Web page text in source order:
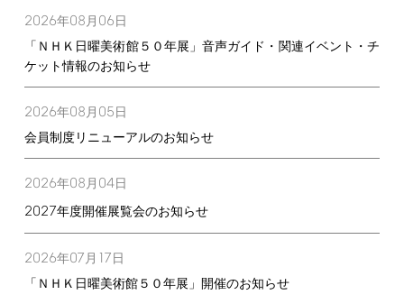
2026年08月 06日
「ＮＨＫ日曜美術館５０年展」音声ガイド・関連イベント・チ
ケット情報のお知らせ
2026年08月 05日
会員制度リニューアルのお知らせ
2026年08月 04日
2027年度開催展覧会のお知らせ
2026年07月 17日
「ＮＨＫ日曜美術館５０年展」開催のお知らせ